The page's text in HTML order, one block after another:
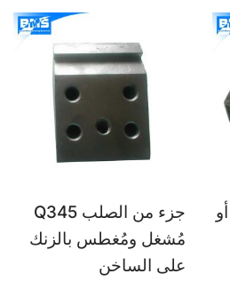
جزء من الصلب Q345 أو
جزء من الصلب Q345
مُشغل ومُغطس بالزنك
على الساخن